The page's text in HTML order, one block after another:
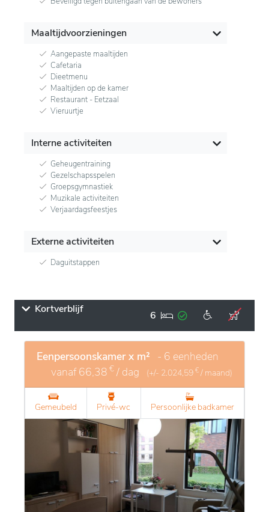
Maaltijdvoorzieningen
Aangepaste maaltijden
Cafetaria
Dieetmenu
Maaltijden op de kamer
Restaurant - Eetzaal
Vieruurtje
Interne activiteiten
Geheugentraining
Gezelschapsspelen
Groepsgymnastiek
Muzikale activiteiten
Verjaardagsfeestjes
Externe activiteiten
Daguitstappen
Kortverblijf 6
Eenpersoonskamer x m² - 6 eenheden
vanaf66,38 € / dag (+/- 2.024,59 € / maand)
Gemeubeld Privé-wc Persoonlijke badkamer